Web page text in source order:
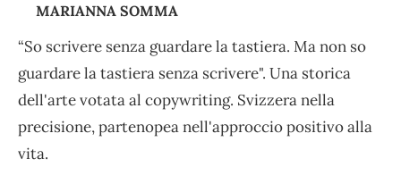
MARIANNA SOMMA
“So scrivere senza guardare la tastiera. Ma non so
guardare la tastiera senza scrivere". Una storica
dell'arte votata al copywriting. Svizzera nella
precisione, partenopea nell'approccio positivo alla
vita.